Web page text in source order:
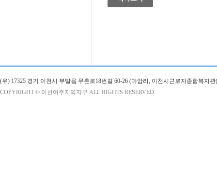
(우) 17325 경기 이천시 부발읍 무촌로18번길 60-26 (마암리, 이천시근로자종합복지관
COPYRIGHT © 이천여주지역지부 ALL RIGHTS RESERVED.